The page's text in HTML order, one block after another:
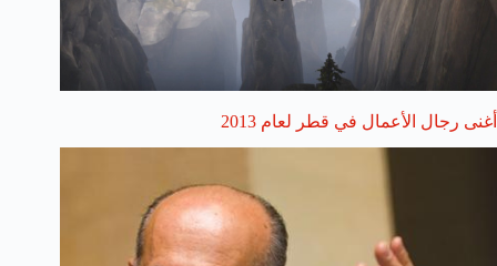
أغنى رجال الأعمال في قطر لعام 2013